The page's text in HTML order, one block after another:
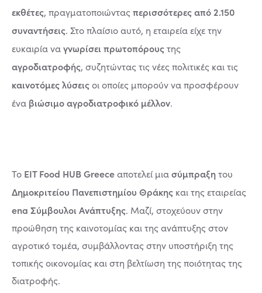
εκθέτες, πραγματοποιώνταςπερισσότερες από 2.150
συναντήσεις. Στο πλαίσιο αυτό, η εταιρεία είχε την
ευκαιρία ναγνωρίσει πρωτοπόρουςτης
αγροδιατροφής, συζητώντας τις νέες πολιτικές και τις
καινοτόμες λύσειςοι οποίες μπορούν να προσφέρουν
ένα βιώσιμο αγροδιατροφικό μέλλον.
Το EIT Food HUB Greeceαποτελεί μιασύμπραξητου
Δημοκριτείου Πανεπιστημίου Θράκης και της εταιρείας
ena Σύμβουλοι Ανάπτυξης. Μαζί, στοχεύουν στην
προώθηση της καινοτομίας και της ανάπτυξης στον
αγροτικό τομέα, συμβάλλοντας στην υποστήριξη της
τοπικής οικονομίας και στη βελτίωση της ποιότητας της
διατροφής.